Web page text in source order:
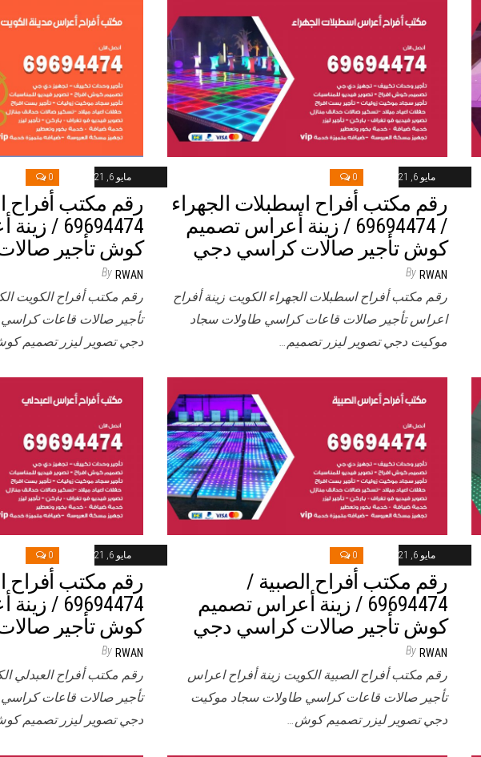
مايو 6, 2021 0
رقم مكتب أفراح
كوش تأجير
By RWAN
رقم مكتب أفراح الكويت
تأجير صالات قاعات
دجي تصوير ليزر تصميم
مايو 6, 2021 0
رقم مكتب أفراح اسطبلات الجهراء
/ 69694474 / زينة أعراس تصميم
كوش تأجير صالات كراسي دجي
By RWAN
رقم مكتب أفراح اسطبلات الجهراء الكويت زينة أفراح
اعراس تأجير صالات قاعات كراسي طاولات سجاد
موكيت دجي تصوير ليزر تصميم…
مايو 6, 2021 0
رقم مكتب أفراح
كوش تأجير
By RWAN
رقم مكتب أفراح العبدلي
تأجير صالات قاعات
دجي تصوير ليزر تصميم
مايو 6, 2021 0
رقم مكتب أفراح الصبية /
69694474 / زينة أعراس تصميم
كوش تأجير صالات كراسي دجي
By RWAN
رقم مكتب أفراح الصبية الكويت زينة أفراح اعراس
تأجير صالات قاعات كراسي طاولات سجاد موكيت
دجي تصوير ليزر تصميم كوش…